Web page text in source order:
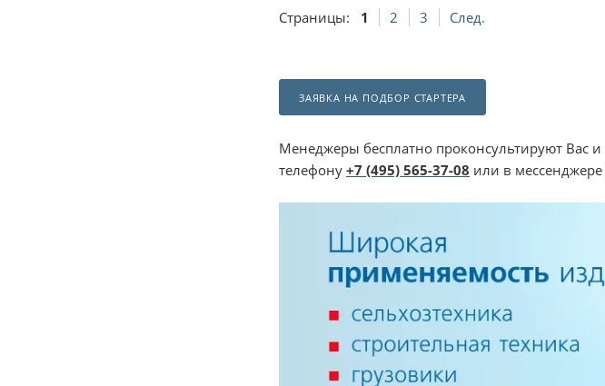
Страницы: 1 2 3 След.
ЗАЯВКА НА ПОДБОР СТАРТЕРА
Менеджеры бесплатно проконсультируют Вас и
телефону +7 (495) 565-37-08 или в мессенджере